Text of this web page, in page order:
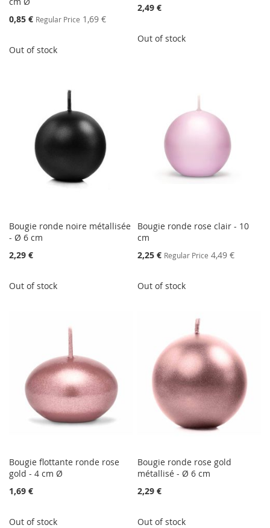
Special
Price
0,85 € Regular Price 1,69 €
Out of stock
2,49 €
Out of stock
Bougie ronde noire métallisée
- Ø 6 cm
2,29 €
Out of stock
Bougie ronde rose clair - 10
cm
Special
2,25 € Regular Price 4,49 €
Out of stock
Bougie flottante ronde rose
gold - 4 cm Ø
1,69 €
Out of stock
Bougie ronde rose gold
métallisé - Ø 6 cm
2,29 €
Out of stock